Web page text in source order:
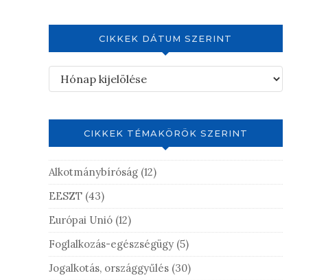
CIKKEK DÁTUM SZERINT
CIKKEK TÉMAKÖRÖK SZERINT
Alkotmánybíróság(12)
EESZT(43)
Európai Unió(12)
Foglalkozás-egészségügy(5)
Jogalkotás, országgyűlés(30)